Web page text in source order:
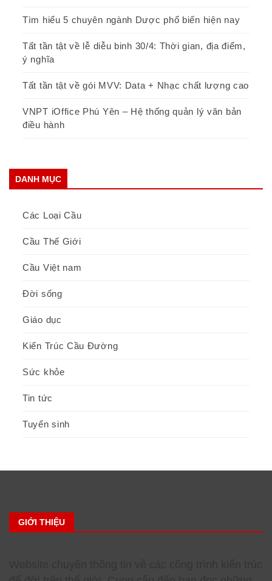
Tìm hiểu 5 chuyên ngành Dược phổ biến hiện nay
Tất tần tật về lễ diễu binh 30/4: Thời gian, địa điểm,
ý nghĩa
Tất tần tật về gói MVV: Data + Nhạc chất lượng cao
VNPT iOffice Phú Yên – Hệ thống quản lý văn bản
điều hành
DANH MỤC
Các Loại Cầu
Cầu Thế Giới
Cầu Việt nam
Đời sống
Giáo dục
Kiến Trúc Cầu Đường
Sức khỏe
Tin tức
Tuyển sinh
GIỚI THIỆU